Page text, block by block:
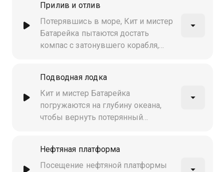
Прилив и отлив
Потерявшись в море, Кит и мистер
Батарейка пытаются достать
компас с затонувшего корабля,
Подводная лодка
Кит и мистер Батарейка
погружаются на глубину океана,
чтобы вернуть потерянный
Нефтяная платформа
Посещение нефтяной платформы